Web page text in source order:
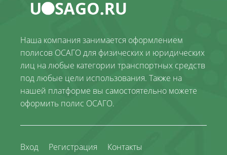
Наша компания занимается оформлением
полисов ОСАГО для физических и юридических
лиц на любые категории транспортных средств
под любые цели использования. Также на
нашей платформе вы самостоятельно можете
оформить полис ОСАГО.
Вход Регистрация
Контакты